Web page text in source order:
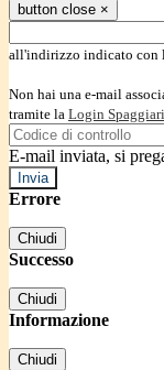
button close ×
all'indirizzo indicato con
Non hai una e-mail
tramite la Login Spaggiari
E-mail inviata, si
Errore
Chiudi
Successo
Chiudi
Informazione
Chiudi